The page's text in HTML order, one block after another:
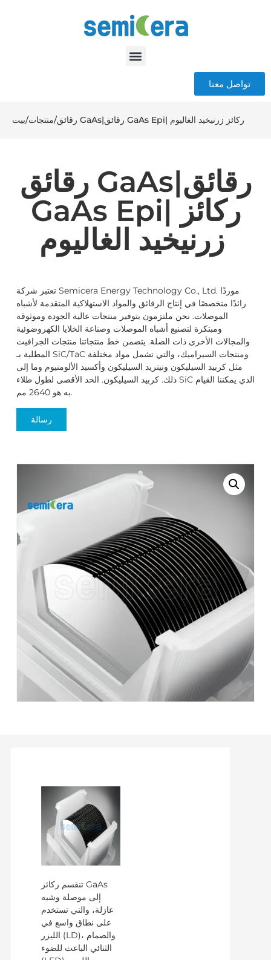
تواصل معنا
بيت/منتجات/
رقائق GaAs|رقائق
GaAs Epi| ركائز
زرنيخيد الغاليوم
تعتبر شركة Semicera Energy Technology Co., Ltd. موردًا
رائدًا متخصصًا في إنتاج الرقائق والمواد الاستهلاكية المتقدمة لأشباه
الموصلات. نحن ملتزمون بتوفير منتجات عالية الجودة وموثوقة
ومبتكرة لتصنيع أشباه الموصلات وصناعة الخلايا الكهروضوئية
والمجالات الأخرى ذات الصلة. يتضمن خط منتجاتنا منتجات الجرافيت
المطلية بـ SiC/TaC ومنتجات السيراميك، والتي تشمل مواد مختلفة
مثل كربيد السيليكون ونيتريد السيليكون وأكسيد الألومنيوم وما إلى
ذلك. كربيد السيليكون. الحد الأقصى لطول طلاء SiC الذي يمكننا القيام
به هو 2640 مم.
رسالة
تنقسم ركائز GaAs
إلى موصلة وشبه
عازلة، والتي تستخدم
على نطاق واسع في
الليزر (LD)، والصمام
الثنائي الباعث للضوء